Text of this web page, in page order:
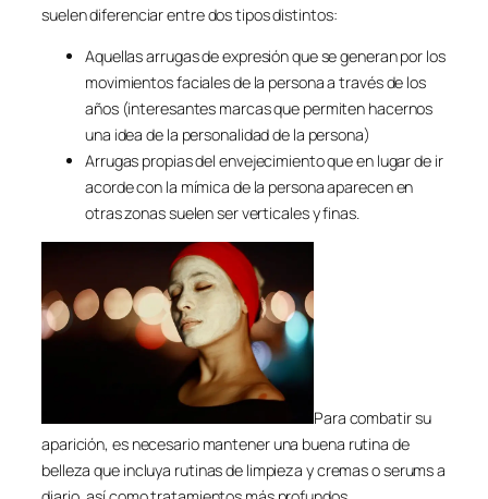
suelen diferenciar entre dos tipos distintos:
Aquellas arrugas de expresión que se generan por los
movimientos faciales de la persona a través de los
años (interesantes marcas que permiten hacernos
una idea de la personalidad de la persona)
Arrugas propias del envejecimiento que en lugar de ir
acorde con la mímica de la persona aparecen en
otras zonas suelen ser verticales y finas.
Para combatir su
aparición, es necesario mantener una buena rutina de
belleza que incluya rutinas de limpieza y cremas o serums a